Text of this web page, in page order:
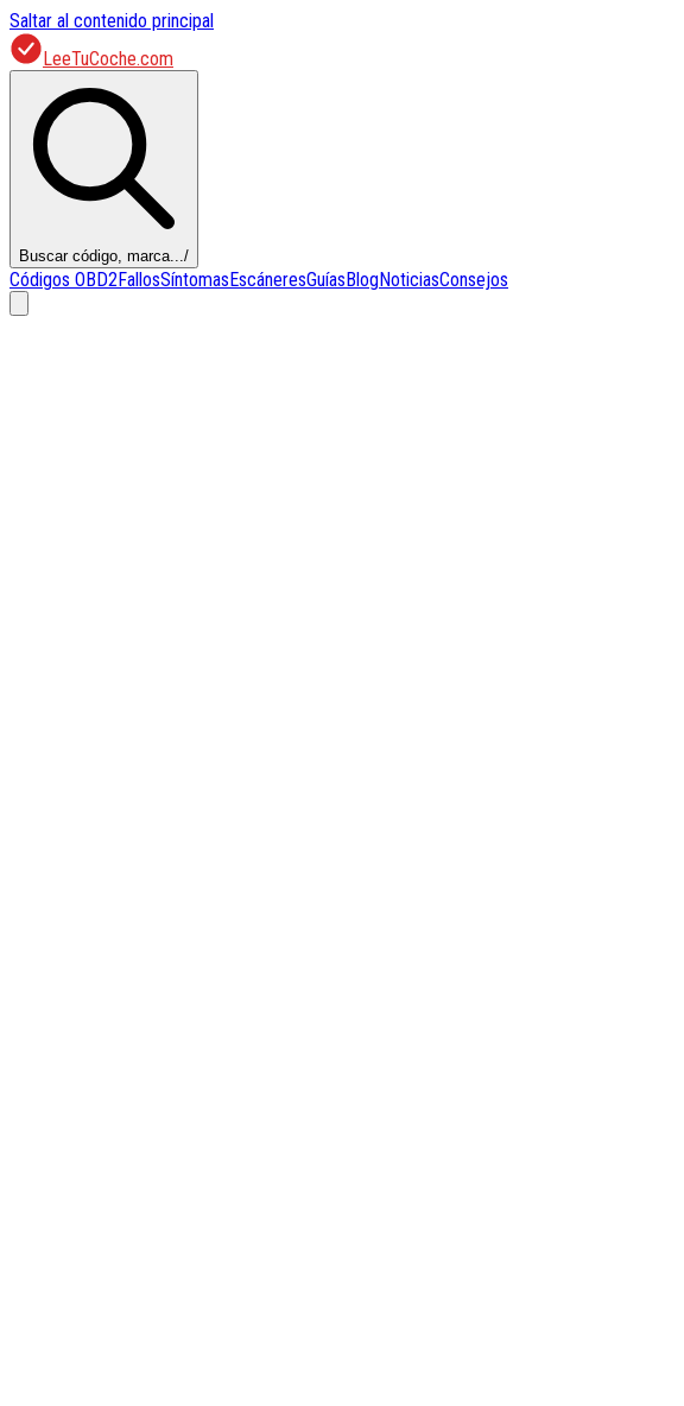
Saltar al contenido principal
LeeTuCoche.com
Buscar código, marca.../
Códigos OBD2FallosSíntomasEscáneresGuíasBlogNoticiasConsejos